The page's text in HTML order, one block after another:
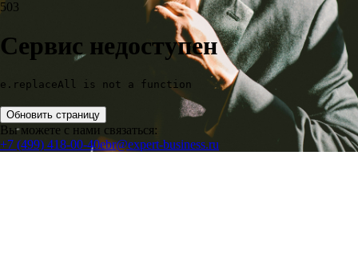
503
Сервис недоступен
e.replaceAll is not a function
Обновить страницу
Вы можете с нами связаться:
+7 (499) 418-00-40ebr@expert-business.ru